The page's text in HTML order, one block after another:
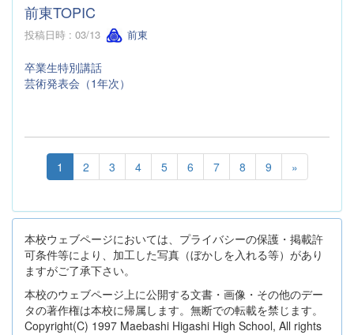
前東TOPIC
投稿日時 : 03/13 前東
卒業生特別講話
芸術発表会（1年次）
1 2 3 4 5 6 7 8 9 »
本校ウェブページにおいては、プライバシーの保護・掲載許
可条件等により、加工した写真（ぼかしを入れる等）があり
ますがご了承下さい。
本校のウェブページ上に公開する文書・画像・その他のデー
タの著作権は本校に帰属します。無断での転載を禁じます。
Copyright(C) 1997 Maebashi Higashi High School, All rights